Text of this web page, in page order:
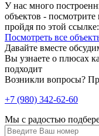
У нас много
объектов - посмотрите
пройдя по этой ссылке:
Посмотреть все
Давайте вместе
Вы узнаете о плюсах
подходит
Возникли вопросы?
+7 (980) 342-62-60
Мы с радостью